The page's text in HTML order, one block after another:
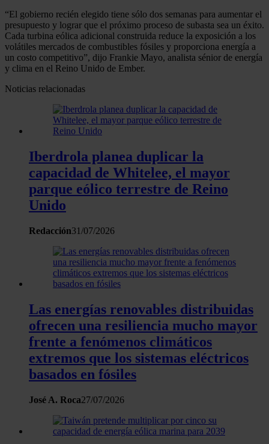
“El gobierno recién elegido tiene sólo dos semanas para aumentar el
presupuesto y lograr que el próximo proceso de subasta sea un éxito.
Cada turbina eólica adicional construida reduce la exposición a los
volátiles mercados de combustibles fósiles y proporciona energía a
un costo competitivo”, dijo Frankie Mayo, analista sénior de energía
y clima en el Reino Unido de Ember.
Noticias relacionadas
Iberdrola planea duplicar la
capacidad de Whitelee, el mayor
parque eólico terrestre de Reino
Unido
Redacción31/07/2026
Las energías renovables distribuidas
ofrecen una resiliencia mucho mayor
frente a fenómenos climáticos
extremos que los sistemas eléctricos
basados en fósiles
José A. Roca27/07/2026